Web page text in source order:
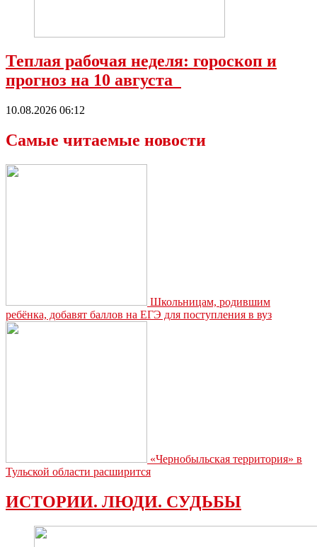
Теплая рабочая неделя: гороскоп и
прогноз на 10 августа
10.08.2026 06:12
Самые читаемые новости
Школьницам, родившим
ребёнка, добавят баллов на ЕГЭ для поступления в вуз
«Чернобыльская территория» в
Тульской области расширится
ИСТОРИИ. ЛЮДИ. СУДЬБЫ